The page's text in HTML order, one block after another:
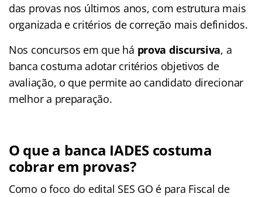
das provas nos últimos anos, com estrutura mais
organizada e critérios de correção mais definidos.
Nos concursos em que há prova discursiva, a
banca costuma adotar critérios objetivos de
avaliação, o que permite ao candidato direcionar
melhor a preparação.
O que a banca IADES costuma
cobrar em provas?
Como o foco do edital SES GO é para Fiscal de